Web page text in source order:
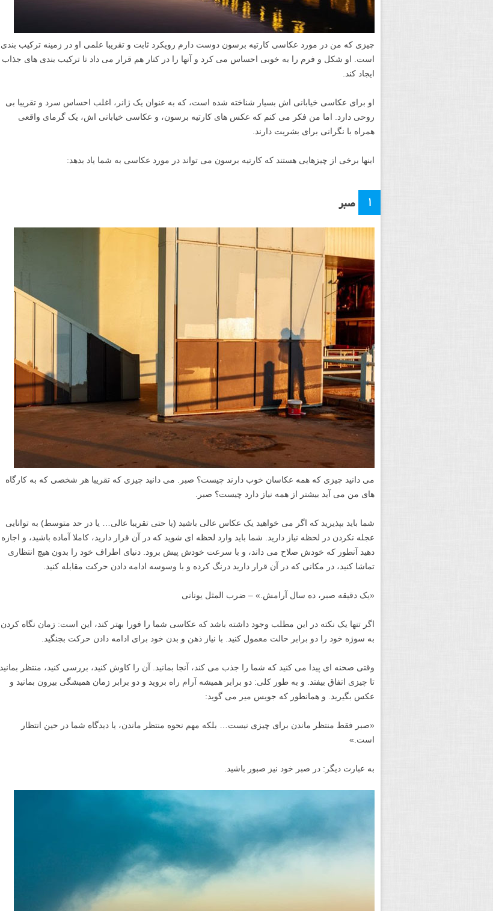
چیزی که من در مورد عکاسی کارتیه برسون دوست دارم رویکرد ثابت و تقریبا علمی او در زمینه ترکیب بندی
است. او شکل و فرم را به خوبی احساس می کرد و آنها را در کنار هم قرار می داد تا ترکیب بندی های جذاب
ایجاد کند.
او برای عکاسی خیابانی اش بسیار شناخته شده است، که به عنوان یک ژانر، اغلب احساس سرد و تقریبا بی
روحی دارد. اما من فکر می کنم که عکس های کارتیه برسون، و عکاسی خیابانی اش، یک گرمای واقعی
همراه با نگرانی برای بشریت دارند.
اینها برخی از چیزهایی هستند که کارتیه برسون می تواند در مورد عکاسی به شما یاد بدهد:
۱ صبر
می دانید چیزی که همه عکاسان خوب دارند چیست؟ صبر. می دانید چیزی که تقریبا هر شخصی که به کارگاه
های من می آید بیشتر از همه نیاز دارد چیست؟ صبر.
شما باید بپذیرید که اگر می خواهید یک عکاس عالی باشید (یا حتی تقریبا عالی… یا در حد متوسط) به توانایی
عجله نکردن در لحظه نیاز دارید. شما باید وارد لحظه ای شوید که در آن قرار دارید، کاملا آماده باشید، و اجازه
دهید آنطور که خودش صلاح می داند، و با سرعت خودش پیش برود. دنیای اطراف خود را بدون هیچ انتظاری
تماشا کنید، در مکانی که در آن قرار دارید درنگ کرده و با وسوسه ادامه دادن حرکت مقابله کنید.
«یک دقیقه صبر، ده سال آرامش.» – ضرب المثل یونانی
اگر تنها یک نکته در این مطلب وجود داشته باشد که عکاسی شما را فورا بهتر کند، این است: زمان نگاه کردن
به سوژه خود را دو برابر حالت معمول کنید. با نیاز ذهن و بدن خود برای ادامه دادن حرکت بجنگید.
وقتی صحنه ای پیدا می کنید که شما را جذب می کند، آنجا بمانید. آن را کاوش کنید، بررسی کنید، منتظر بمانید
تا چیزی اتفاق بیفتد. و به طور کلی: دو برابر همیشه آرام راه بروید و دو برابر زمان همیشگی بیرون بمانید و
عکس بگیرید. و همانطور که جویس میر می گوید:
«صبر فقط منتظر ماندن برای چیزی نیست… بلکه مهم نحوه منتظر ماندن، یا دیدگاه شما در حین انتظار
است.»
به عبارت دیگر: در صبر خود نیز صبور باشید.